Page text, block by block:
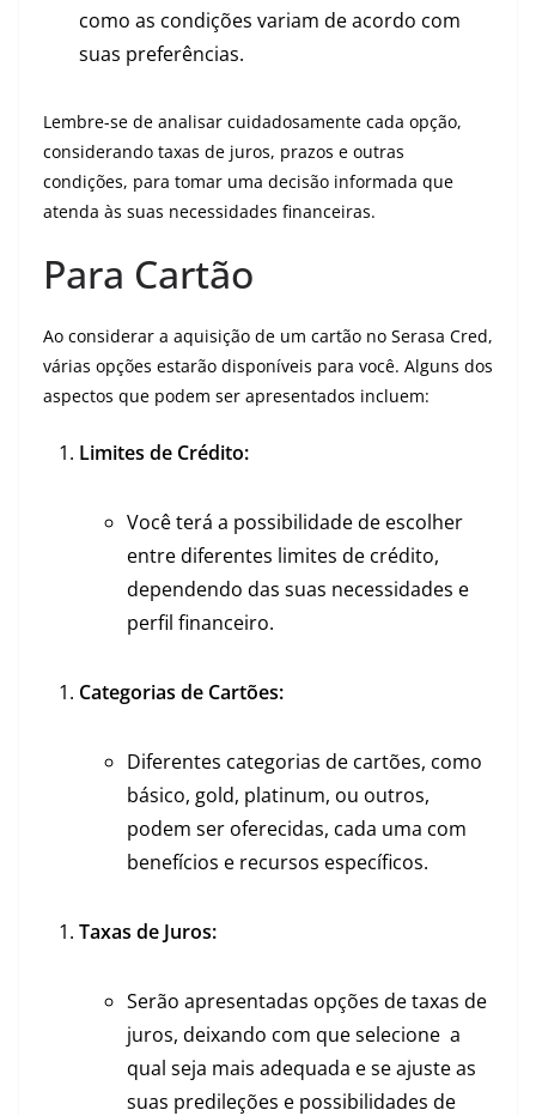
como as condições variam de acordo com
suas preferências.
Lembre-se de analisar cuidadosamente cada opção,
considerando taxas de juros, prazos e outras
condições, para tomar uma decisão informada que
atenda às suas necessidades financeiras.
Para Cartão
Ao considerar a aquisição de um cartão no Serasa Cred,
várias opções estarão disponíveis para você. Alguns dos
aspectos que podem ser apresentados incluem:
Limites de Crédito:
Você terá a possibilidade de escolher
entre diferentes limites de crédito,
dependendo das suas necessidades e
perfil financeiro.
Categorias de Cartões:
Diferentes categorias de cartões, como
básico, gold, platinum, ou outros,
podem ser oferecidas, cada uma com
benefícios e recursos específicos.
Taxas de Juros:
Serão apresentadas opções de taxas de
juros, deixando com que selecione a
qual seja mais adequada e se ajuste as
suas predileções e possibilidades de